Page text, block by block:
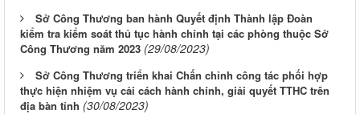
Sở Công Thương ban hành Quyết định Thành lập Đoàn
kiểm tra kiểm soát thủ tục hành chính tại các phòng thuộc Sở
Công Thương năm 2023 (29/08/2023)
Sở Công Thương triển khai Chấn chỉnh công tác phối hợp
thực hiện nhiệm vụ cải cách hành chính, giải quyết TTHC trên
địa bàn tỉnh (30/08/2023)